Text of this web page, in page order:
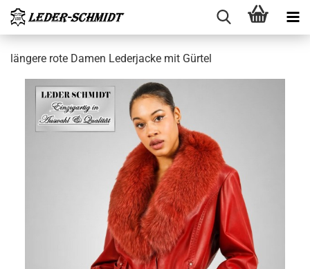
län­ge­re rote Damen Le­der­ja­cke mit Gür­tel